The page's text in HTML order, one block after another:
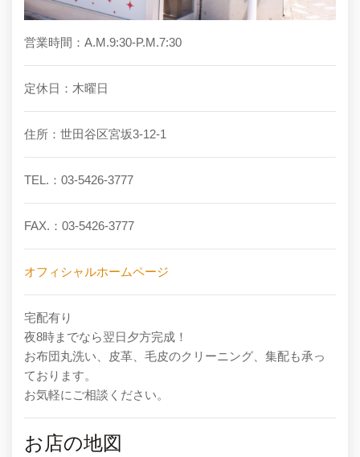
営業時間：A.M.9:30-P.M.7:30
定休日：木曜日
住所：世田谷区宮坂3-12-1
TEL.：03-5426-3777
FAX.：03-5426-3777
オフィシャルホームページ
宅配有り
夜8時までなら翌日夕方完成！
お布団丸洗い、皮革、毛皮のクリーニング、集配も承っ
ております。
お気軽にご相談ください。
お店の地図